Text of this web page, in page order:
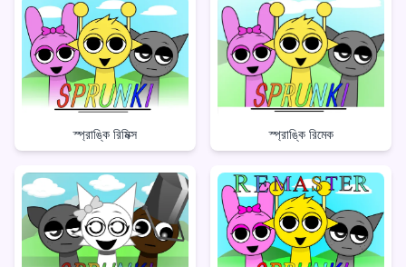
স্প্রাঙ্কি রিমিক্স স্প্রাঙ্কি রিমেক